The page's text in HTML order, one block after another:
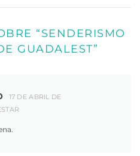
“SENDERISMO
GUADALEST”
17 DE ABRIL DE